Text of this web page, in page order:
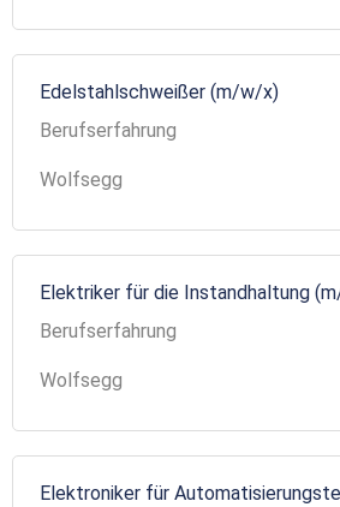
Edelstahlschweißer (m/w/x)
Berufserfahrung
Wolfsegg
Elektriker für die Instandhaltung
Berufserfahrung
Wolfsegg
Elektroniker für